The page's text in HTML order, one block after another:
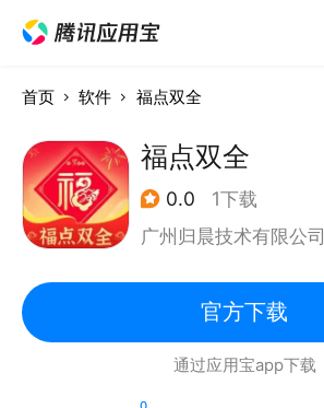
首页 软件 福点双全
福点双全
0.0
1下载
广州归晨技术有限公司
官方下载
通过应用宝app下载